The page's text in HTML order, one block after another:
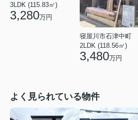
3LDK (115.83㎡)
3,280万円
寝屋川市石津中町
2LDK (118.56㎡)
3,480万円
よく見られている物件